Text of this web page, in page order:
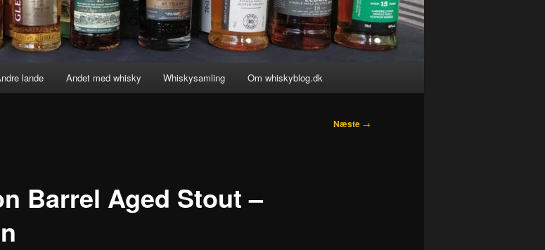
lande Andet med whisky Whiskysamling Om whiskyblog.dk
Næste →
Barrel Aged Stout –